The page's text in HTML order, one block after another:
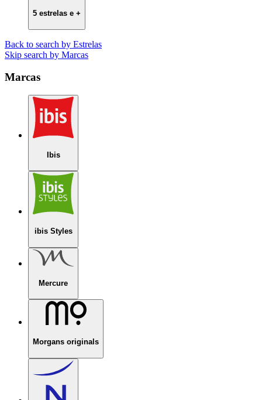
5 estrelas e +
Back to search by Estrelas
Skip search by Marcas
Marcas
Ibis
ibis Styles
Mercure
Morgans originals